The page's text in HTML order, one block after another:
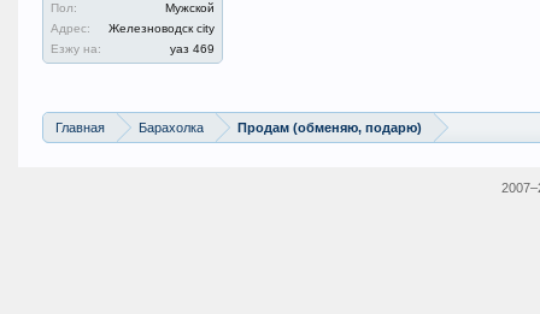
Пол:
Мужской
Адрес:
Железноводск city
Езжу на:
уаз 469
Главная Барахолка Продам (обменяю, подарю)
2007–